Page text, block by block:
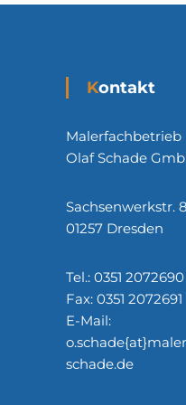
Kontakt
Malerfachbetrieb
Olaf Schade
Sachsenwerkstr.
01257 Dresden
Tel.: 0351 2072690
Fax: 0351 2072691
E-Mail:
schade.de